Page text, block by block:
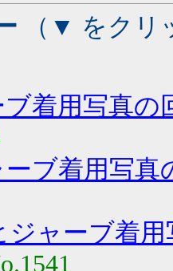
（▼ をクリ
ブ着用写真の
ーブ着用写真
ジャーブ着